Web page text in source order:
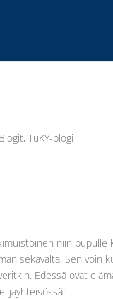
,TuKY-blogi
niin
sekavalta. Sen voin
Edessä ovat